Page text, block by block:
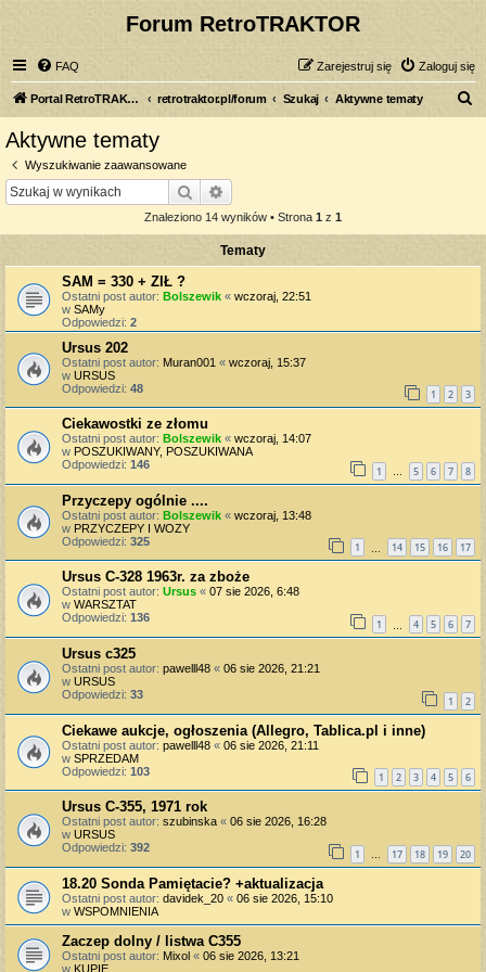
Forum RetroTRAKTOR
FAQ Zaloguj się
Zarejestruj się
Portal RetroTRAKTOR.pl retrotraktor.pl/forum Szukaj Aktywne tematy
Aktywne tematy
Wyszukiwanie zaawansowane
Szukaj
Znaleziono 14 wyników • Strona 1 z 1
Tematy
SAM = 330 + ZIŁ ?
Ostatni post autor: Bolszewik « wczoraj, 22:51
w SAMy
Odpowiedzi: 2
Ursus 202
Ostatni post autor: Muran001 « wczoraj, 15:37
w URSUS
Odpowiedzi: 48 1 2 3
Ciekawostki ze złomu
Ostatni post autor: Bolszewik « wczoraj, 14:07
w POSZUKIWANY, POSZUKIWANA
Odpowiedzi: 146 1 … 5 6 7 8
Przyczepy ogólnie ....
Ostatni post autor: Bolszewik « wczoraj, 13:48
w PRZYCZEPY I WOZY
Odpowiedzi: 325 1 14 15 16 17
Ursus C-328 1963r. za zboże
Ostatni post autor: Ursus « 07 sie 2026, 6:48
w WARSZTAT
Odpowiedzi: 136 1 4 5 6 7
Ursus c325
Ostatni post autor: pawelll48 « 06 sie 2026, 21:21
w URSUS
Odpowiedzi: 33 1 2
Ciekawe aukcje, ogłoszenia (Allegro, Tablica.pl i inne)
Ostatni post autor: pawelll48 « 06 sie 2026, 21:11
w SPRZEDAM
Odpowiedzi: 103 1 2 3 4 5 6
Ursus C-355, 1971 rok
Ostatni post autor: szubinska « 06 sie 2026, 16:28
w URSUS
Odpowiedzi: 392 1 … 17 18 19 20
18.20 Sonda Pamiętacie? +aktualizacja
Ostatni post autor: davidek_20 « 06 sie 2026, 15:10
w WSPOMNIENIA
Zaczep dolny / listwa C355
Ostatni post autor: Mixol « 06 sie 2026, 13:21
w KUPIĘ